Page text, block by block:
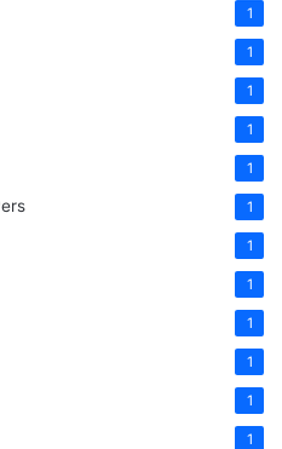
1
1
1
1
1
1
1
1
1
1
1
1